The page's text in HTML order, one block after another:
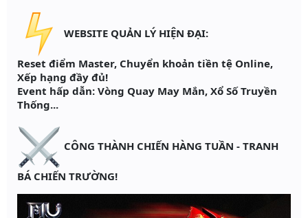
WEBSITE QUẢN LÝ HIỆN ĐẠI:
Reset điểm Master, Chuyển khoản tiền tệ Online,
Xếp hạng đầy đủ!
Event hấp dẫn: Vòng Quay May Mắn, Xổ Số Truyền
Thống...
CÔNG THÀNH CHIẾN HÀNG TUẦN - TRANH
BÁ CHIẾN TRƯỜNG!